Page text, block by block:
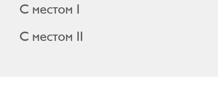
С местом I
С местом II